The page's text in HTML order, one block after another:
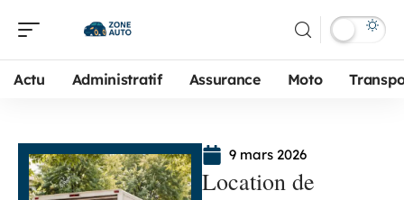
Actu Administratif Assurance Moto
9 mars 2026
Location de